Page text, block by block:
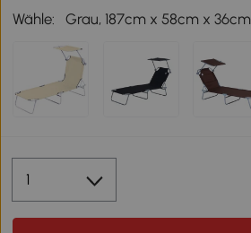
Wähle: Grau, 187cm x 58cm x 36cm